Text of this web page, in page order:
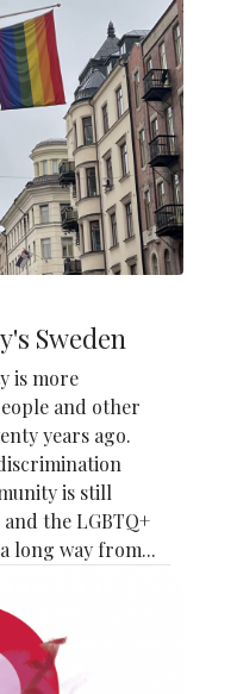
Sweden
is more
and other
years ago.
is still
the LGBTQ+
long way from...